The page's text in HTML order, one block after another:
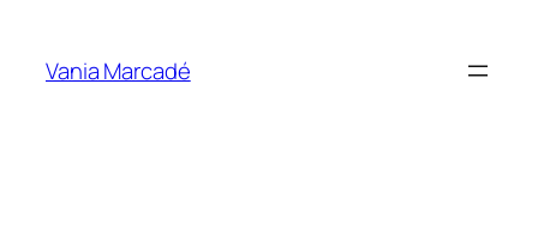
contenu
Vania Marcadé